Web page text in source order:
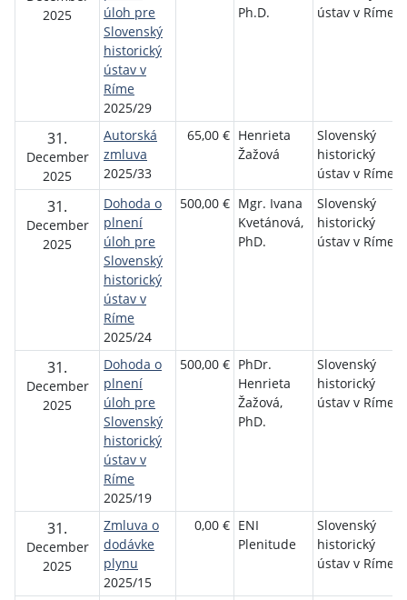
2025
úloh pre
Slovenský
historický
ústav v
Ríme
2025/29
Ph.D.
ústav v Ríme
31.
December
2025
Autorská
zmluva
2025/33
65,00 € Henrieta
Žažová
Slovenský
historický
ústav v Ríme
31.
December
2025
Dohoda o
plnení
úloh pre
Slovenský
historický
ústav v
Ríme
2025/24
500,00 € Mgr. Ivana
Kvetánová,
PhD.
Slovenský
historický
ústav v Ríme
31.
December
2025
Dohoda o
plnení
úloh pre
Slovenský
historický
ústav v
Ríme
2025/19
500,00 € PhDr.
Henrieta
Žažová,
PhD.
Slovenský
historický
ústav v Ríme
31.
December
2025
Zmluva o
dodávke
plynu
2025/15
0,00 € ENI
Plenitude
Slovenský
historický
ústav v Ríme